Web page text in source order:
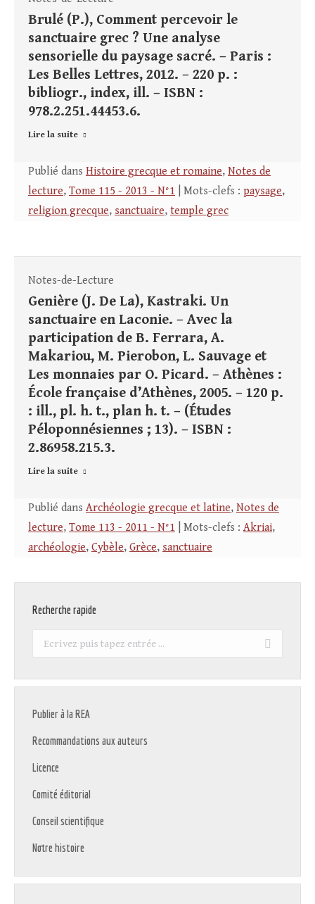
Brulé (P.), Comment percevoir le
sanctuaire grec ? Une analyse
sensorielle du paysage sacré. – Paris :
Les Belles Lettres, 2012. – 220 p. :
bibliogr., index, ill. – ISBN :
978.2.251.44453.6.
Lire la suite
Publié dans Histoire grecque et romaine, Notes de
lecture, Tome 115 - 2013 - N°1 | Mots-clefs : paysage,
religion grecque, sanctuaire, temple grec
Notes-de-Lecture
Genière (J. De La), Kastraki. Un
sanctuaire en Laconie. – Avec la
participation de B. Ferrara, A.
Makariou, M. Pierobon, L. Sauvage et
Les monnaies par O. Picard. – Athènes :
École française d’Athènes, 2005. – 120 p.
: ill., pl. h. t., plan h. t. – (Études
Péloponnésiennes ; 13). – ISBN :
2.86958.215.3.
Lire la suite
Publié dans Archéologie grecque et latine, Notes de
lecture, Tome 113 - 2011 - N°1 | Mots-clefs : Akriai,
archéologie, Cybèle, Grèce, sanctuaire
Recherche rapide
Recherche
Publier à la REA
Recommandations aux auteurs
Licence
Comité éditorial
Conseil scientifique
Notre histoire